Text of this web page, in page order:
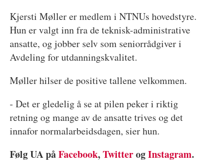
Kjersti Møller er medlem i NTNUs hovedstyre.
Hun er valgt inn fra de teknisk-administrative
ansatte, og jobber selv som seniorrådgiver i
Avdeling for utdanningskvalitet.
Møller hilser de positive tallene velkommen.
- Det er gledelig å se at pilen peker i riktig
retning og mange av de ansatte trives og det
innafor normalarbeidsdagen, sier hun.
Følg UA påFacebook,TwitterogInstagram.